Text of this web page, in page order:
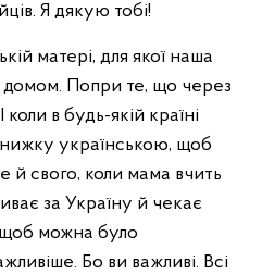
Я дякую тобі!
матері, для якої наша
домом. Попри те, що через
коли в будь-якій країні
українською, щоб
й свого, коли мама вчить
за Україну й чекає
щоб можна було
Бо ви важливі. Всі